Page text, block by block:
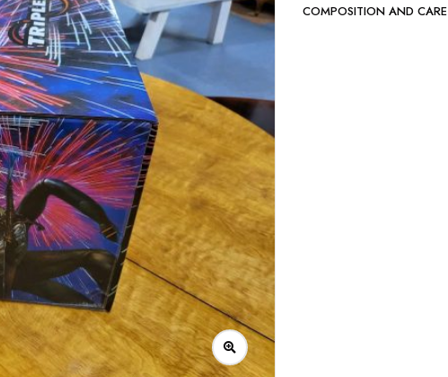
COMPOSITION AND CARE